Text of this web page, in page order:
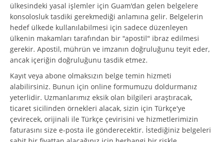
ülkesindeki yasal işlemler için Guam'dan gelen belgelere
konsolosluk tasdiki gerekmediği anlamına gelir. Belgelerin
hedef ülkede kullanılabilmesi için sadece düzenleyen
ülkenin makamları tarafından bir "apostil" ibraz edilmesi
gerekir. Apostil, mührün ve imzanın doğruluğunu teyit eder,
ancak içeriğin doğruluğunu tasdik etmez.
Kayıt veya abone olmaksızın belge temin hizmeti
alabilirsiniz. Bunun için online formumuzu doldurmanız
yeterlidir. Uzmanlarımız eksik olan bilgileri araştıracak,
ticaret sicilinden örnekleri alacak, sizin için Türkçe'ye
çevirecek, orijinali ile Türkçe çevirisini ve hizmetlerimizin
faturasını size e-posta ile gönderecektir. İstediğiniz belgeleri